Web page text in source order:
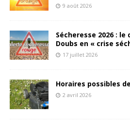
9 août 2026
Sécheresse 2026 :
Doubs en « crise
17 juillet 2026
Horaires possibles
2 avril 2026